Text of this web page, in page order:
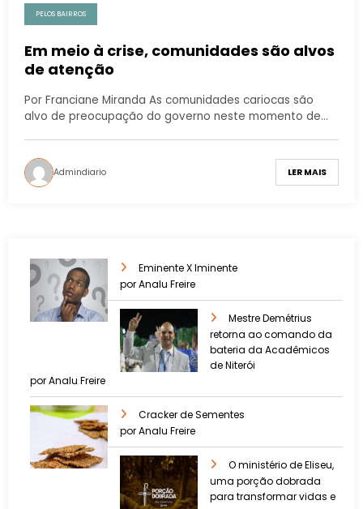
PELOS BAIRROS
Em meio à crise, comunidades são alvos
de atenção
Por Franciane Miranda As comunidades cariocas são
alvo de preocupação do governo neste momento de…
Admindiario LER MAIS
Eminente X Iminente
por Analu Freire
Mestre Demétrius
retorna ao comando da
bateria da Acadêmicos
de Niterói
por Analu Freire
Cracker de Sementes
por Analu Freire
O ministério de Eliseu,
uma porção dobrada
para transformar vidas e